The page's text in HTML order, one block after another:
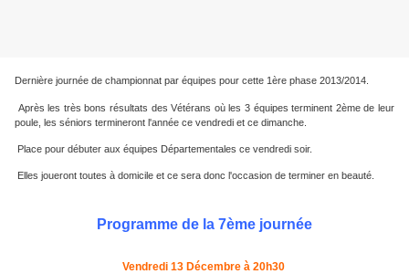
Dernière journée de championnat par équipes pour cette 1ère phase 2013/2014.
Après les très bons résultats des Vétérans où les 3 équipes terminent 2ème de leur
poule, les séniors termineront l'année ce vendredi et ce dimanche.
Place pour débuter aux équipes Départementales ce vendredi soir.
Elles joueront toutes à domicile et ce sera donc l'occasion de terminer en beauté.
Programme de la 7ème journée
Vendredi 13 Décembre à 20h30